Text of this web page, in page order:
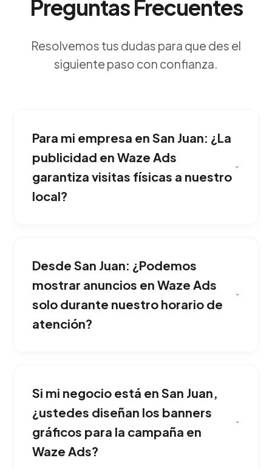
Preguntas Frecuentes
Resolvemos tus dudas para que des el
siguiente paso con confianza.
Para mi empresa en San Juan: ¿La
publicidad en Waze Ads
garantiza visitas físicas a nuestro
local?
concesionarios, clínicas o tiendas minoristas
que buscan atraer clientes que conducen
cerca de su zona. Esta estrategia ha
San Juan.
Desde San Juan: ¿Podemos
mostrar anuncios en Waze Ads
solo durante nuestro horario de
atención?
de los conductores, invitándolos a modificar
su ruta con una oferta atractiva. Ideal para
potenciar y consolidar tu presencia en San
Juan.
Si mi negocio está en San Juan,
¿ustedes diseñan los banners
gráficos para la campaña en
Waze Ads?